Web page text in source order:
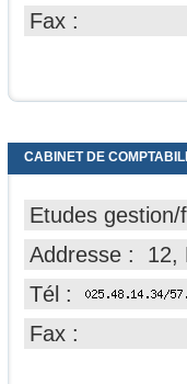
Fax :
CABINET DE
Etudes
Addresse : 12,
Tél :
Fax :